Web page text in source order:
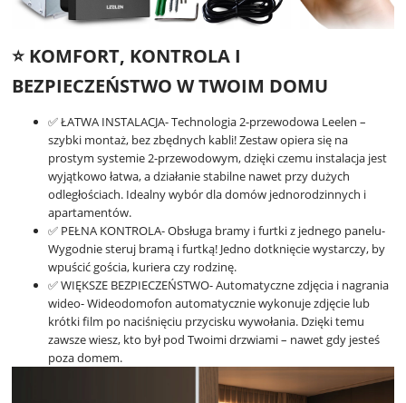
⭐️ KOMFORT, KONTROLA I
BEZPIECZEŃSTWO W TWOIM DOMU
✅ ŁATWA INSTALACJA- Technologia 2-przewodowa Leelen –
szybki montaż, bez zbędnych kabli! Zestaw opiera się na
prostym systemie 2-przewodowym, dzięki czemu instalacja jest
wyjątkowo łatwa, a działanie stabilne nawet przy dużych
odległościach. Idealny wybór dla domów jednorodzinnych i
apartamentów.
✅ PEŁNA KONTROLA- Obsługa bramy i furtki z jednego panelu-
Wygodnie steruj bramą i furtką! Jedno dotknięcie wystarczy, by
wpuścić gościa, kuriera czy rodzinę.
✅ WIĘKSZE BEZPIECZEŃSTWO- Automatyczne zdjęcia i nagrania
wideo- Wideodomofon automatycznie wykonuje zdjęcie lub
krótki film po naciśnięciu przycisku wywołania. Dzięki temu
zawsze wiesz, kto był pod Twoimi drzwiami – nawet gdy jesteś
poza domem.